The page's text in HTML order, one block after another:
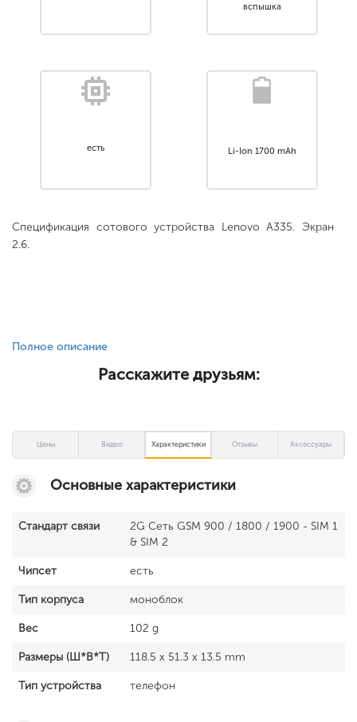
вспышка
есть Li-Ion 1700 mAh
Спецификация сотового устройства Lenovo A335. Экран
2.6.
Полное описание
Расскажите друзьям:
Цены Видео Характеристики Отзывы Аксессуары
Основные характеристики
Стандарт связи
2G Сеть GSM 900 / 1800 / 1900 - SIM 1
& SIM 2
Чипсет есть
Тип корпуса моноблок
Вес 102 g
Размеры (Ш*В*Т) 118.5 x 51.3 x 13.5 mm
Тип устройства телефон